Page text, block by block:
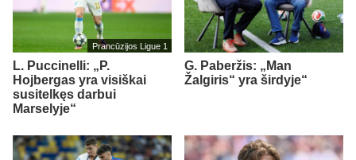
Prancūzijos Ligue 1
L. Puccinelli: „P.
Hojbergas yra visiškai
susitelkęs darbui
Marselyje“
G. Paberžis: „Man
Žalgiris“ yra širdyje“